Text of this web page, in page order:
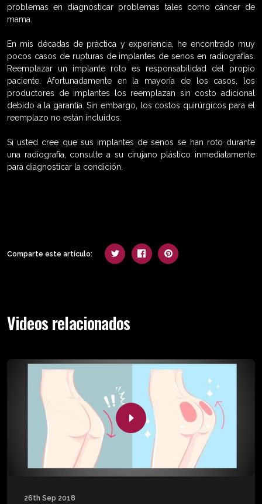
problemas en diagnosticar problemas tales como cáncer de
mama.
En mis décadas de práctica y experiencia, he encontrado muy
pocos casos de rupturas de implantes de senos en radiografías.
Reemplazar un implante roto es responsabilidad del propio
paciente. Afortunadamente en la mayoría de los casos, los
productores de implantes los reemplazan sin costo adicional
debido a la garantía. Sin embargo, los costos quirúrgicos para el
reemplazo no están incluidos.
Si usted cree que sus implantes de senos se han roto durante
una radiografía, consulte a su cirujano plástico inmediatamente
para diagnosticar la condición.
Comparte este artículo:
Videos relacionados
26th Sep 2018